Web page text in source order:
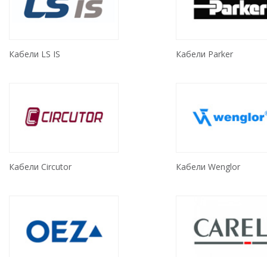
Кабели LS IS Кабели Parker
Кабели Circutor Кабели Wenglor